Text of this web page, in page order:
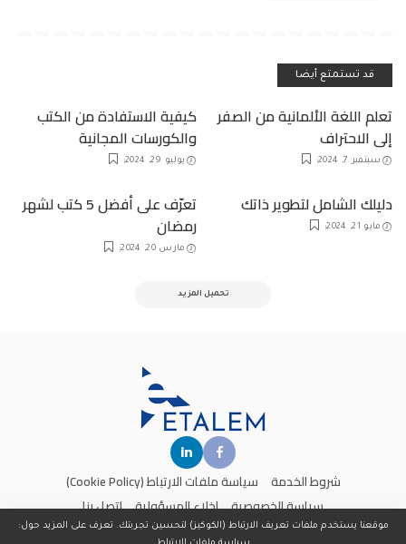
قد تستمتع أيضا
تعلم اللغة الألمانية من الصفر
إلى الاحتراف
سبتمبر 7, 2024
كيفية الاستفادة من الكتب
والكورسات المجانية
يوليو 29, 2024
دليلك الشامل لتطوير ذاتك
مايو 21, 2024
تعرّف على أفضل 5 كتب لشهر
رمضان
مارس 20, 2024
تحميل المزيد
شروط الخدمة سياسة ملفات الارتباط (Cookie Policy)
سياسة الخصوصية إخلاء المسؤولية اتصل بنا
موقعنا يستخدم ملفات تعريف الارتباط (الكوكيز) لتحسين تجربتك. تعرف على المزيد حول: